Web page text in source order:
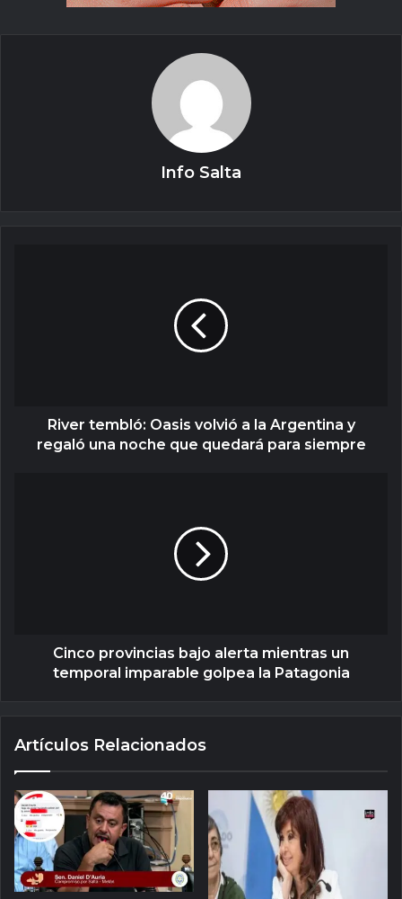
Info Salta
River tembló: Oasis volvió a la Argentina y
regaló una noche que quedará para siempre
Cinco provincias bajo alerta mientras un
temporal imparable golpea la Patagonia
Artículos Relacionados